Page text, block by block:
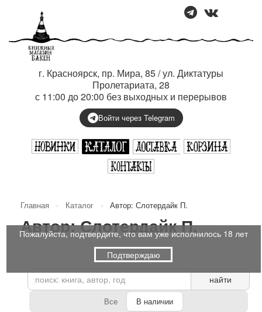
г. Красноярск, пр. Мира, 85 / ул. Диктатуры
Пролетариата, 28
с 11:00 до 20:00 без выходных и перерывов
Войти через Telegram
Главная › Каталог › Автор: Слотердайк П.
Автор: Слотердайк П.
найти
Все
В наличии
Пожалуйста, подтвердите, что вам уже исполнилось 18 лет
Подтверждаю